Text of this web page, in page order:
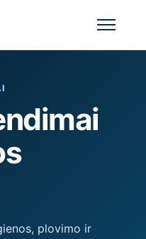
plovimo ir